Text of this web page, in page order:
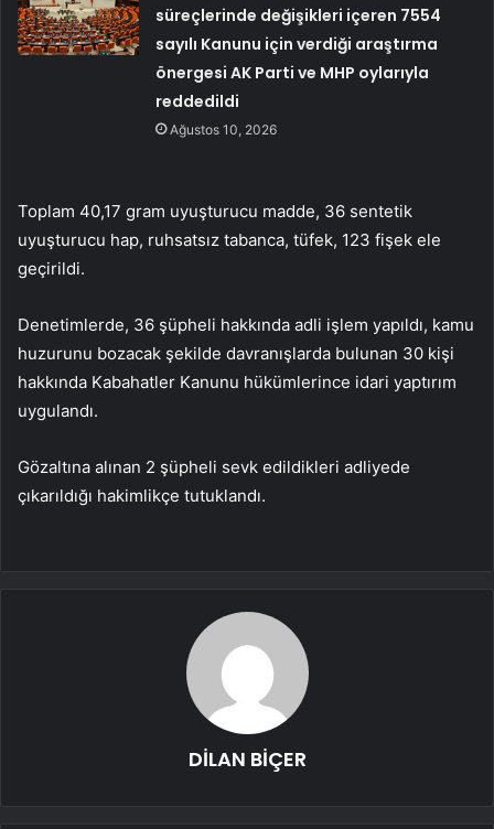
süreçlerinde değişikleri içeren 7554
sayılı Kanunu için verdiği araştırma
önergesi AK Parti ve MHP oylarıyla
reddedildi
Ağustos 10, 2026
Toplam 40,17 gram uyuşturucu madde, 36 sentetik
uyuşturucu hap, ruhsatsız tabanca, tüfek, 123 fişek ele
geçirildi.
Denetimlerde, 36 şüpheli hakkında adli işlem yapıldı, kamu
huzurunu bozacak şekilde davranışlarda bulunan 30 kişi
hakkında Kabahatler Kanunu hükümlerince idari yaptırım
uygulandı.
Gözaltına alınan 2 şüpheli sevk edildikleri adliyede
çıkarıldığı hakimlikçe tutuklandı.
DİLAN BİÇER